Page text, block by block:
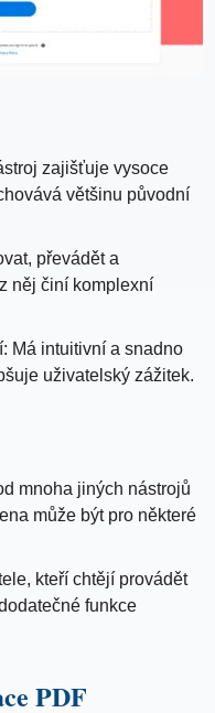
zajišťuje vysoce
většinu původní
převádět a
něj činí komplexní
Má intuitivní a snadno
uživatelský zážitek.
mnoha jiných nástrojů
může být pro některé
kteří chtějí provádět
funkce
PDF